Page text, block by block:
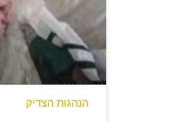
הנהגות הצדיק